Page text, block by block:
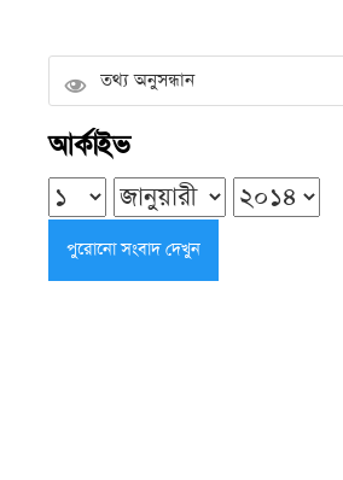
শনিবার ● ৮ আগস্ট ২০২৬
বোমা হামলার ‘হাই
পুলিশ সদর দপ্তর
শনিবার ● ৮ আগস্ট ২০২৬
আর্কাইভ